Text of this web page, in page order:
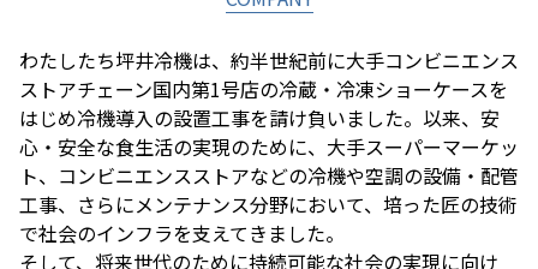
わたしたち坪井冷機は、約半世紀前に大手コンビニエンス
ストアチェーン国内第1号店の冷蔵・冷凍ショーケースを
はじめ冷機導入の設置工事を請け負いました。以来、安
心・安全な食生活の実現のために、大手スーパーマーケッ
ト、コンビニエンスストアなどの冷機や空調の設備・配管
工事、さらにメンテナンス分野において、培った匠の技術
で社会のインフラを支えてきました。
そして、将来世代のために持続可能な社会の実現に向け